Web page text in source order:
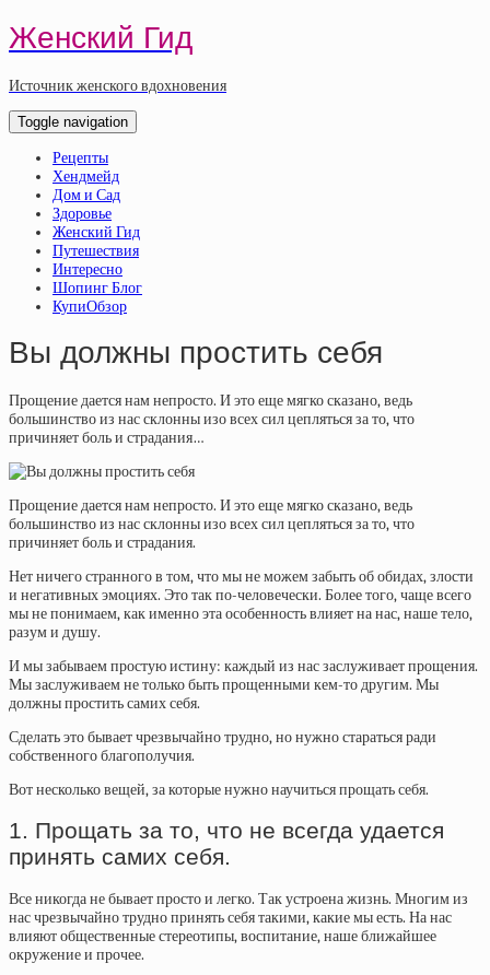
Женский Гид
Источник женского вдохновения
Toggle navigation
Рецепты
Хендмейд
Дом и Сад
Здоровье
Женский Гид
Путешествия
Интересно
Шопинг Блог
КупиОбзор
Вы должны простить себя
Прощение дается нам непросто. И это еще мягко сказано, ведь
большинство из нас склонны изо всех сил цепляться за то, что
причиняет боль и страдания…
Прощение дается нам непросто. И это еще мягко сказано, ведь
большинство из нас склонны изо всех сил цепляться за то, что
причиняет боль и страдания.
Нет ничего странного в том, что мы не можем забыть об обидах, злости
и негативных эмоциях. Это так по-человечески. Более того, чаще всего
мы не понимаем, как именно эта особенность влияет на нас, наше тело,
разум и душу.
И мы забываем простую истину: каждый из нас заслуживает прощения.
Мы заслуживаем не только быть прощенными кем-то другим. Мы
должны простить самих себя.
Сделать это бывает чрезвычайно трудно, но нужно стараться ради
собственного благополучия.
Вот несколько вещей, за которые нужно научиться прощать себя.
1. Прощать за то, что не всегда удается
принять самих себя.
Все никогда не бывает просто и легко. Так устроена жизнь. Многим из
нас чрезвычайно трудно принять себя такими, какие мы есть. На нас
влияют общественные стереотипы, воспитание, наше ближайшее
окружение и прочее.